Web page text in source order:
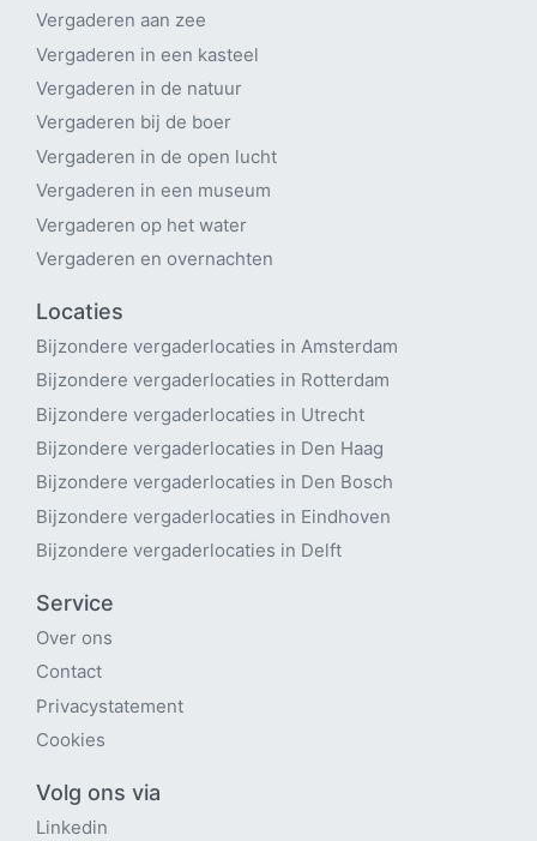
Vergaderen aan zee
Vergaderen in een kasteel
Vergaderen in de natuur
Vergaderen bij de boer
Vergaderen in de open lucht
Vergaderen in een museum
Vergaderen op het water
Vergaderen en overnachten
Locaties
Bijzondere vergaderlocaties in Amsterdam
Bijzondere vergaderlocaties in Rotterdam
Bijzondere vergaderlocaties in Utrecht
Bijzondere vergaderlocaties in Den Haag
Bijzondere vergaderlocaties in Den Bosch
Bijzondere vergaderlocaties in Eindhoven
Bijzondere vergaderlocaties in Delft
Service
Over ons
Contact
Privacystatement
Cookies
Volg ons via
Linkedin